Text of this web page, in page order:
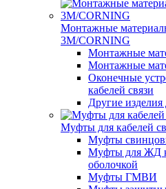
Монтажные
3M/CORNING
Монтажные
Монтажные
Оконечные
кабелей связи
Другие изделия
Муфты для кабелей
Муфты
Муфты для ЖД
оболочкой
Муфты ГМВИ